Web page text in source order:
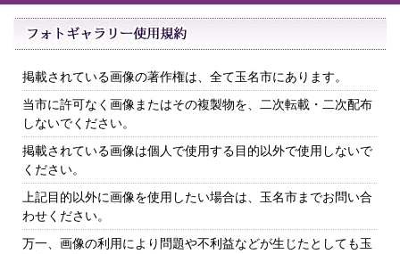
掲載されている画像の著作権は、全て玉名市にあります。
当市に許可なく画像またはその複製物を、二次転載・二次配布
しないでください。
掲載されている画像は個人で使用する目的以外で使用しないで
ください。
上記目的以外に画像を使用したい場合は、玉名市までお問い合
わせください。
万一、画像の利用により問題や不利益などが生じたとしても玉